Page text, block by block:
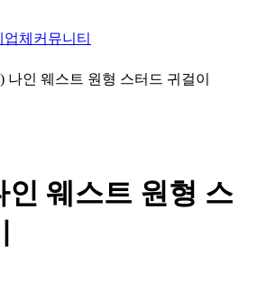
체 커뮤니티
나인 웨스트 원형 스터드 귀걸이
인 웨스트 원형 스